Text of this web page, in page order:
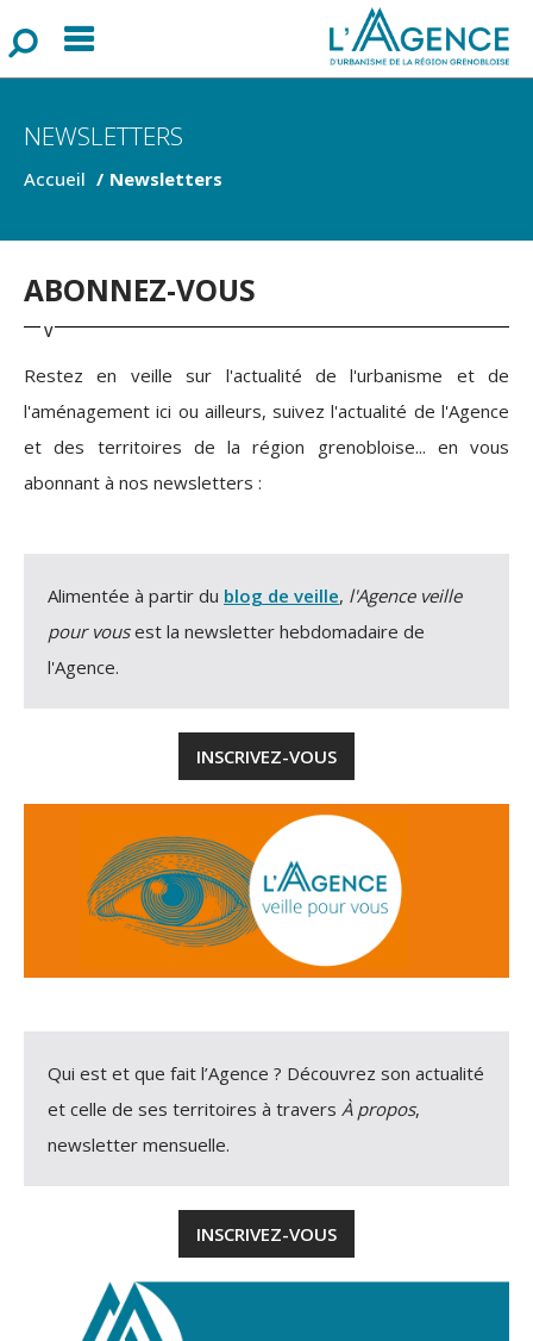
Menu
NEWSLETTERS
Accueil Newsletters
ABONNEZ-VOUS
Restez en veille sur l'actualité de l'urbanisme et de
l'aménagement ici ou ailleurs, suivez l'actualité de l'Agence
et des territoires de la région grenobloise... en vous
abonnant à nos newsletters :
Alimentée à partir du blog de veille, l'Agence veille
pour vousest la newsletter hebdomadaire de
l'Agence.
INSCRIVEZ-VOUS
Qui est et que fait l’Agence ? Découvrez son actualité
et celle de ses territoires à travers À propos,
newsletter mensuelle.
INSCRIVEZ-VOUS